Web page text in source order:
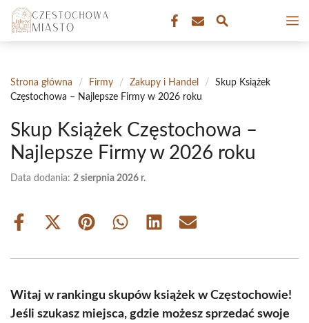
Przejdź
treści
Strona główna / Firmy / Zakupy i Handel /
Skup Książek
Częstochowa – Najlepsze Firmy w 2026 roku
Skup Książek Częstochowa –
Najlepsze Firmy w 2026 roku
Data dodania: 2 sierpnia 2026 r.
Share
Share
(Twitter)
Share Share Share Share
Witaj w rankingu skupów książek w Częstochowie!
Jeśli szukasz miejsca, gdzie możesz sprzedać swoje